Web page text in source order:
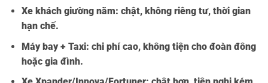
Xe khách giường nằm: chật, không riêng tư, thời gian
hạn chế.
Máy bay + Taxi: chi phí cao, không tiện cho đoàn đông
hoặc gia đình.